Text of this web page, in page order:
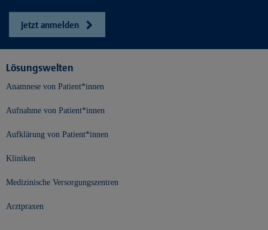
Jetzt anmelden
Lösungswelten
Anamnese von Patient*innen
Aufnahme von Patient*innen
Aufklärung von Patient*innen
Kliniken
Medizinische Versorgungszentren
Arztpraxen